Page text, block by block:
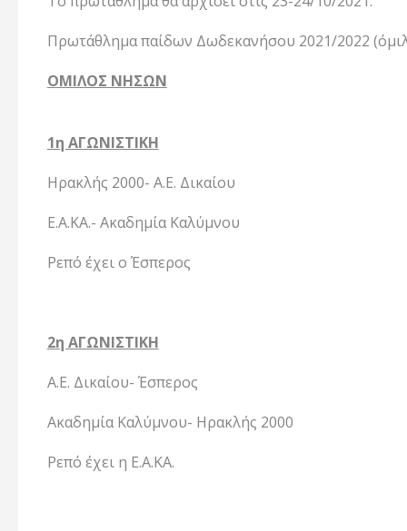
Πρωτάθλημα παίδων Δωδεκανήσου 2021/2022
ΟΜΙΛΟΣ ΝΗΣΩΝ
1η ΑΓΩΝΙΣΤΙΚΗ
Ηρακλής 2000- Α.Ε. Δικαίου
Ε.Α.ΚΑ.- Ακαδημία Καλύμνου
Ρεπό έχει ο Έσπερος
2η ΑΓΩΝΙΣΤΙΚΗ
Α.Ε. Δικαίου- Έσπερος
Ακαδημία Καλύμνου- Ηρακλής 2000
Ρεπό έχει η Ε.Α.ΚΑ.